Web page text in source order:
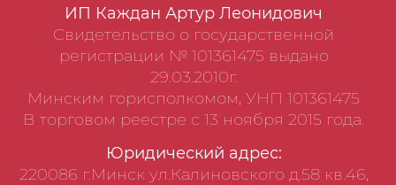
ИП Каждан Артур Леонидович
Свидетельство о государственной
регистрации № 101361475 выдано
29.03.2010г.
Минским горисполкомом, УНП 101361475
В торговом реестре с 13 ноября 2015 года.
Юридический адрес:
220086 г.Минск ул.Калиновского д.58 кв.46,